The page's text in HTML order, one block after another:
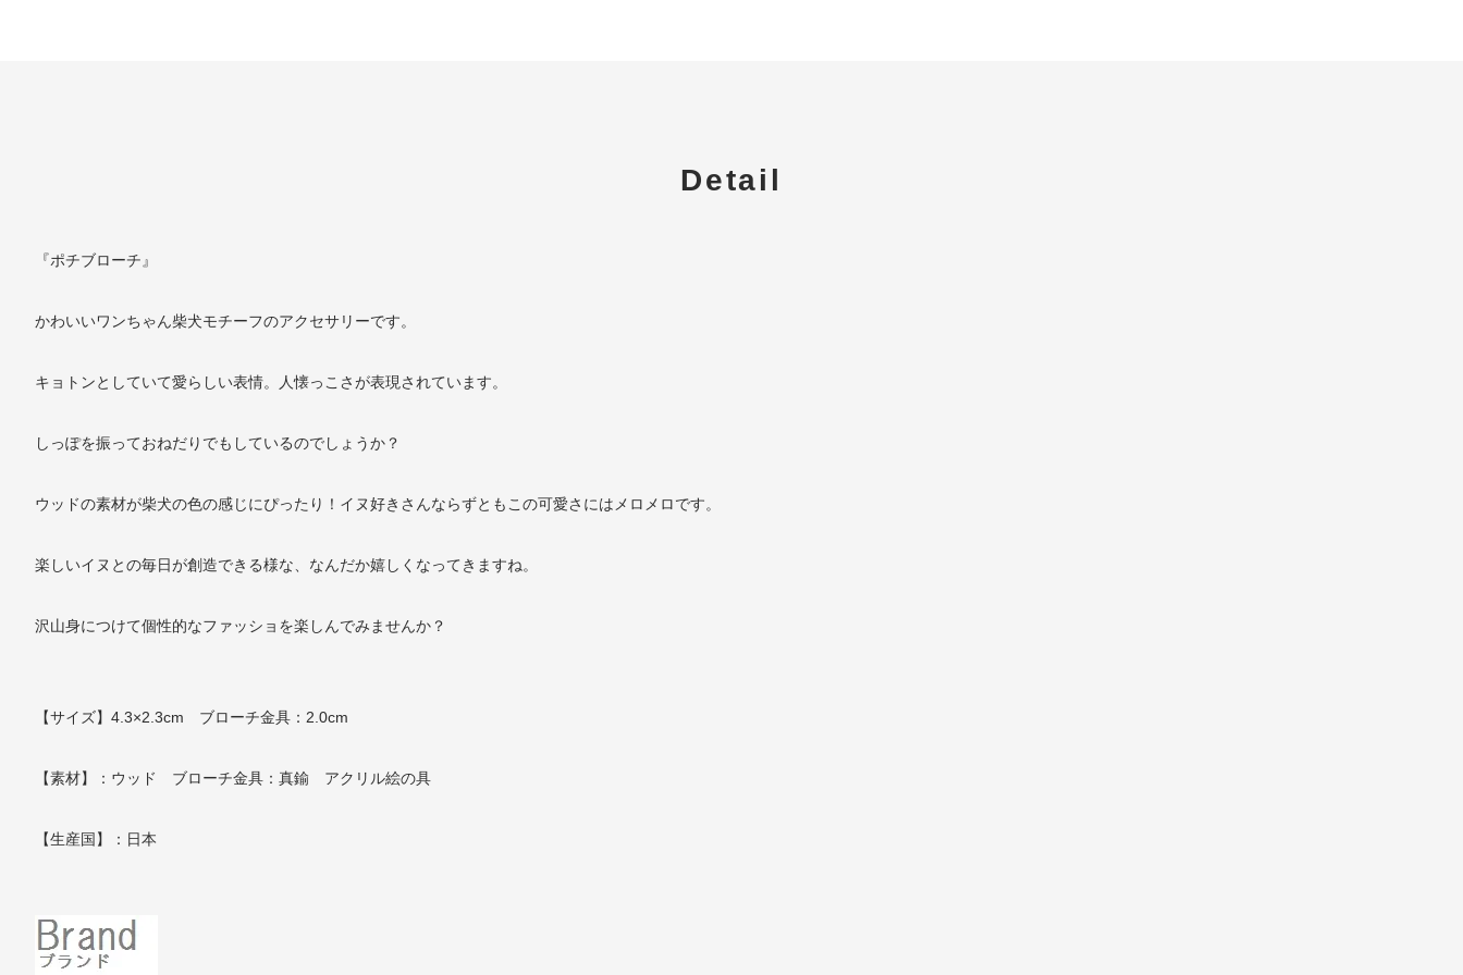
Detail
『ポチブローチ』
かわいいワンちゃん柴犬モチーフのアクセサリーです。
キョトンとしていて愛らしい表情。人懐っこさが表現されています。
しっぽを振っておねだりでもしているのでしょうか？
ウッドの素材が柴犬の色の感じにぴったり！イヌ好きさんならずともこの可愛さにはメロメロです。
楽しいイヌとの毎日が創造できる様な、なんだか嬉しくなってきますね。
沢山身につけて個性的なファッショを楽しんでみませんか？
【サイズ】4.3×2.3cm ブローチ金具：2.0cm
【素材】：ウッド ブローチ金具：真鍮 アクリル絵の具
【生産国】：日本